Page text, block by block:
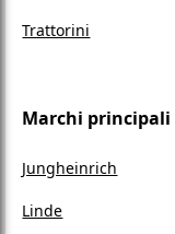
Trattorini
Marchi principali
Jungheinrich
Linde